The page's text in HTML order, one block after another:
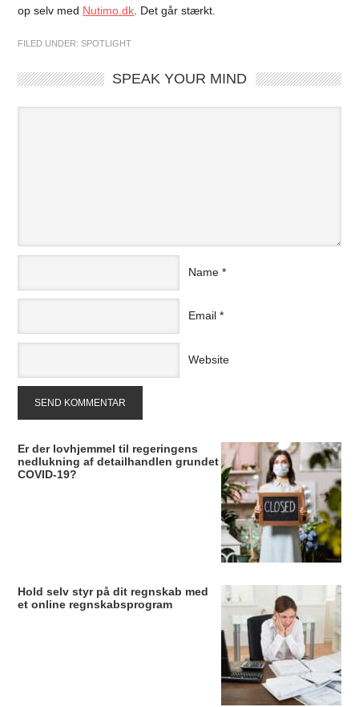
op selv med Nutimo.dk Det går stærkt.
FILED UNDER:SPOTLIGHT
SPEAK YOUR MIND
Name *
Email *
Website
Er der lovhjemmel til regeringens
nedlukning af detailhandlen grundet
COVID-19?
Hold selv styr på dit regnskab med
et online regnskabsprogram